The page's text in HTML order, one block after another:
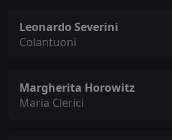
Leonardo Severini
Colantuoni
Margherita Horowitz
Maria Clerici